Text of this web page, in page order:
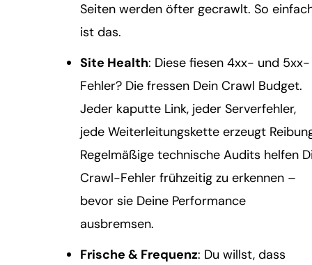
Seiten werden öfter gecrawlt. So
ist das.
Site Health: Diese fiesen 4xx- und 5xx-
Fehler? Die fressen Dein Crawl Budget.
Jeder kaputte Link, jeder Serverfehler,
jede Weiterleitungskette erzeugt
Regelmäßige technische Audits helfen
Crawl-Fehler frühzeitig zu erkennen –
bevor sie Deine Performance
ausbremsen.
Frische & Frequenz: Du willst, dass